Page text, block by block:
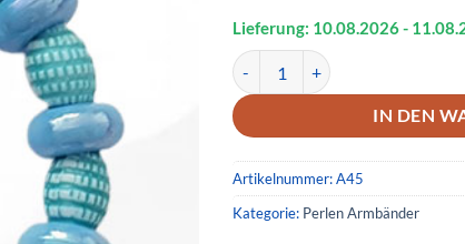
Lieferung: 10.08.2026- 11.08.
Armband 45 Menge
IN DEN
Artikelnummer:A45
Kategorie: Perlen Armbänder